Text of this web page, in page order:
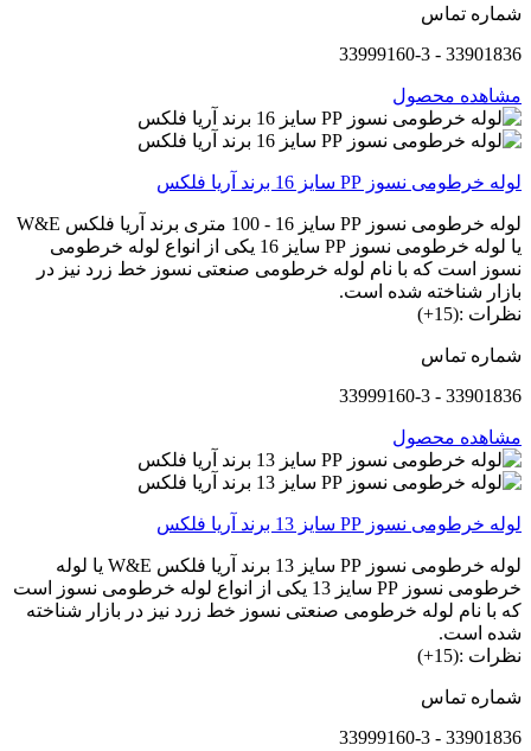
شماره تماس
33901836 - 33999160-3
مشاهده محصول
لوله خرطومی نسوز PP سایز 16 برند آریا فلکس
لوله خرطومی نسوز PP سایز 16 - 100 متری برند آریا فلکس W&E
یا لوله خرطومی نسوز PP سایز 16 یکی از انواع لوله خرطومی
نسوز است که با نام لوله خرطومی صنعتی نسوز خط زرد نیز در
بازار شناخته شده است.
نظرات :(15+)
شماره تماس
33901836 - 33999160-3
مشاهده محصول
لوله خرطومی نسوز PP سایز 13 برند آریا فلکس
لوله خرطومی نسوز PP سایز 13 برند آریا فلکس W&E یا لوله
خرطومی نسوز PP سایز 13 یکی از انواع لوله خرطومی نسوز است
که با نام لوله خرطومی صنعتی نسوز خط زرد نیز در بازار شناخته
شده است.
نظرات :(15+)
شماره تماس
33901836 - 33999160-3